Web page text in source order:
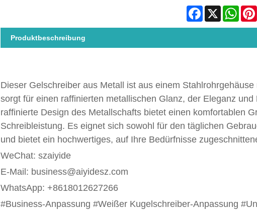
Facebook
X
Produktbeschreibung
Dieser Gelschreiber aus Metall ist aus einem
sorgt für einen raffinierten metallischen Glanz, der Eleganz
raffinierte Design des Metallschafts bietet einen komfortablen
Schreibleistung. Es eignet sich sowohl für den täglichen
und bietet ein hochwertiges, auf Ihre Bedürfnisse
WeChat: szaiyide
E-Mail: business@aiyidesz.com
WhatsApp: +8618012627266
#Business-Anpassung #Weißer Kugelschreiber-Anpassung